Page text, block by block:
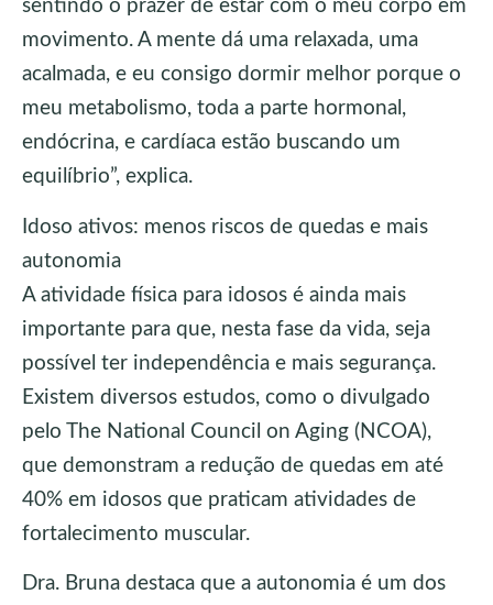
sentindo o prazer de estar com o meu corpo em
movimento. A mente dá uma relaxada, uma
acalmada, e eu consigo dormir melhor porque o
meu metabolismo, toda a parte hormonal,
endócrina, e cardíaca estão buscando um
equilíbrio”, explica.
Idoso ativos: menos riscos de quedas e mais
autonomia
A atividade física para idosos é ainda mais
importante para que, nesta fase da vida, seja
possível ter independência e mais segurança.
Existem diversos estudos, como o divulgado
pelo The National Council on Aging (NCOA),
que demonstram a redução de quedas em até
40% em idosos que praticam atividades de
fortalecimento muscular.
Dra. Bruna destaca que a autonomia é um dos